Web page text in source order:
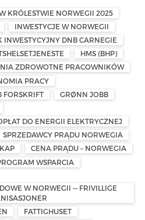
KRÓLESTWIE NORWEGII 2025
INWESTYCJE W NORWEGII
INWESTYCYJNY DNB CARNEGIE
HMS (BHP)
ZDROWOTNE PRACOWNIKÓW
PRACY
FORSKRIFT
GRØNN JOBB
DO ENERGII ELEKTRYCZNEJ
SPRZEDAWCY PRĄDU NORWEGIA
CENA PRĄDU – NORWEGIA
WSPARCIA
W NORWEGII — FRIVILLIGE
FATTIGHUSET